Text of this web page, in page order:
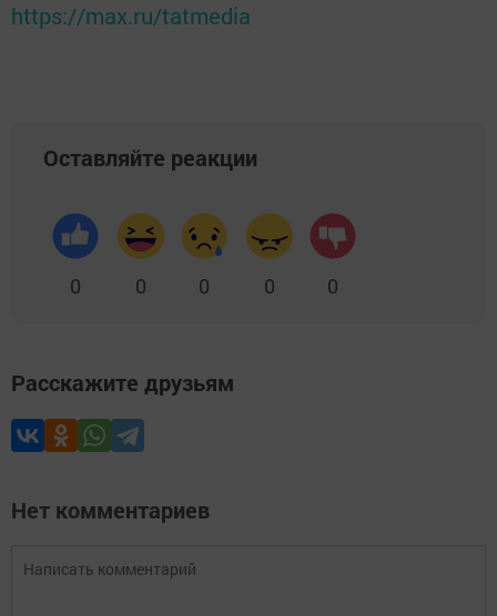
https://max.ru/tatmedia
Оставляйте реакции
0 0 0 0 0
Расскажите друзьям
Нет комментариев